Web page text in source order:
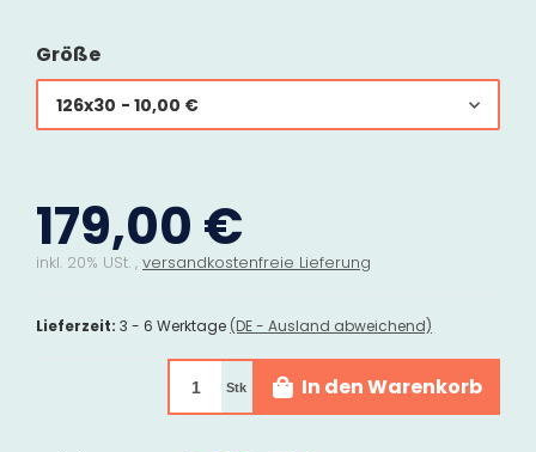
Größe
126x30 - 10,00 €
179,00 €
inkl. 20% USt. , versandkostenfreie Lieferung
Lieferzeit: 3 - 6 Werktage (DE - Ausland abweichend)
Stk In den Warenkorb